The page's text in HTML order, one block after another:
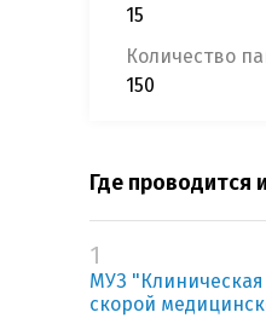
15
Количество
150
Где проводится
1
МУЗ
скорой